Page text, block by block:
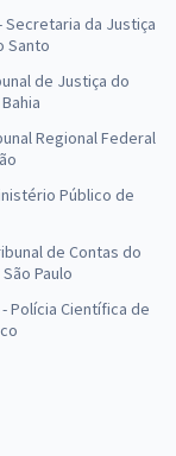
Secretaria da Justiça
Santo
de Justiça do
Regional Federal
Público de
de Contas do
Paulo
Polícia Científica de